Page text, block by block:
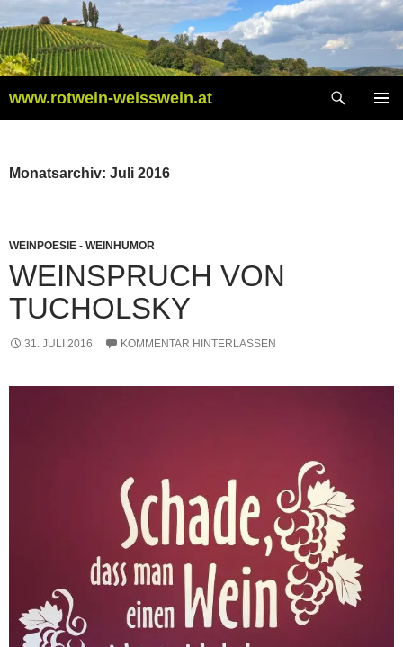
Inhalt
springen
www.rotwein-weisswein.at
Monatsarchiv: Juli 2016
WEINPOESIE - WEINHUMOR
WEINSPRUCH VON
TUCHOLSKY
31. JULI 2016 KOMMENTAR HINTERLASSEN